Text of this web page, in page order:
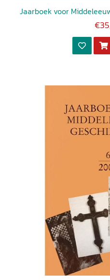
Jaarboek voor